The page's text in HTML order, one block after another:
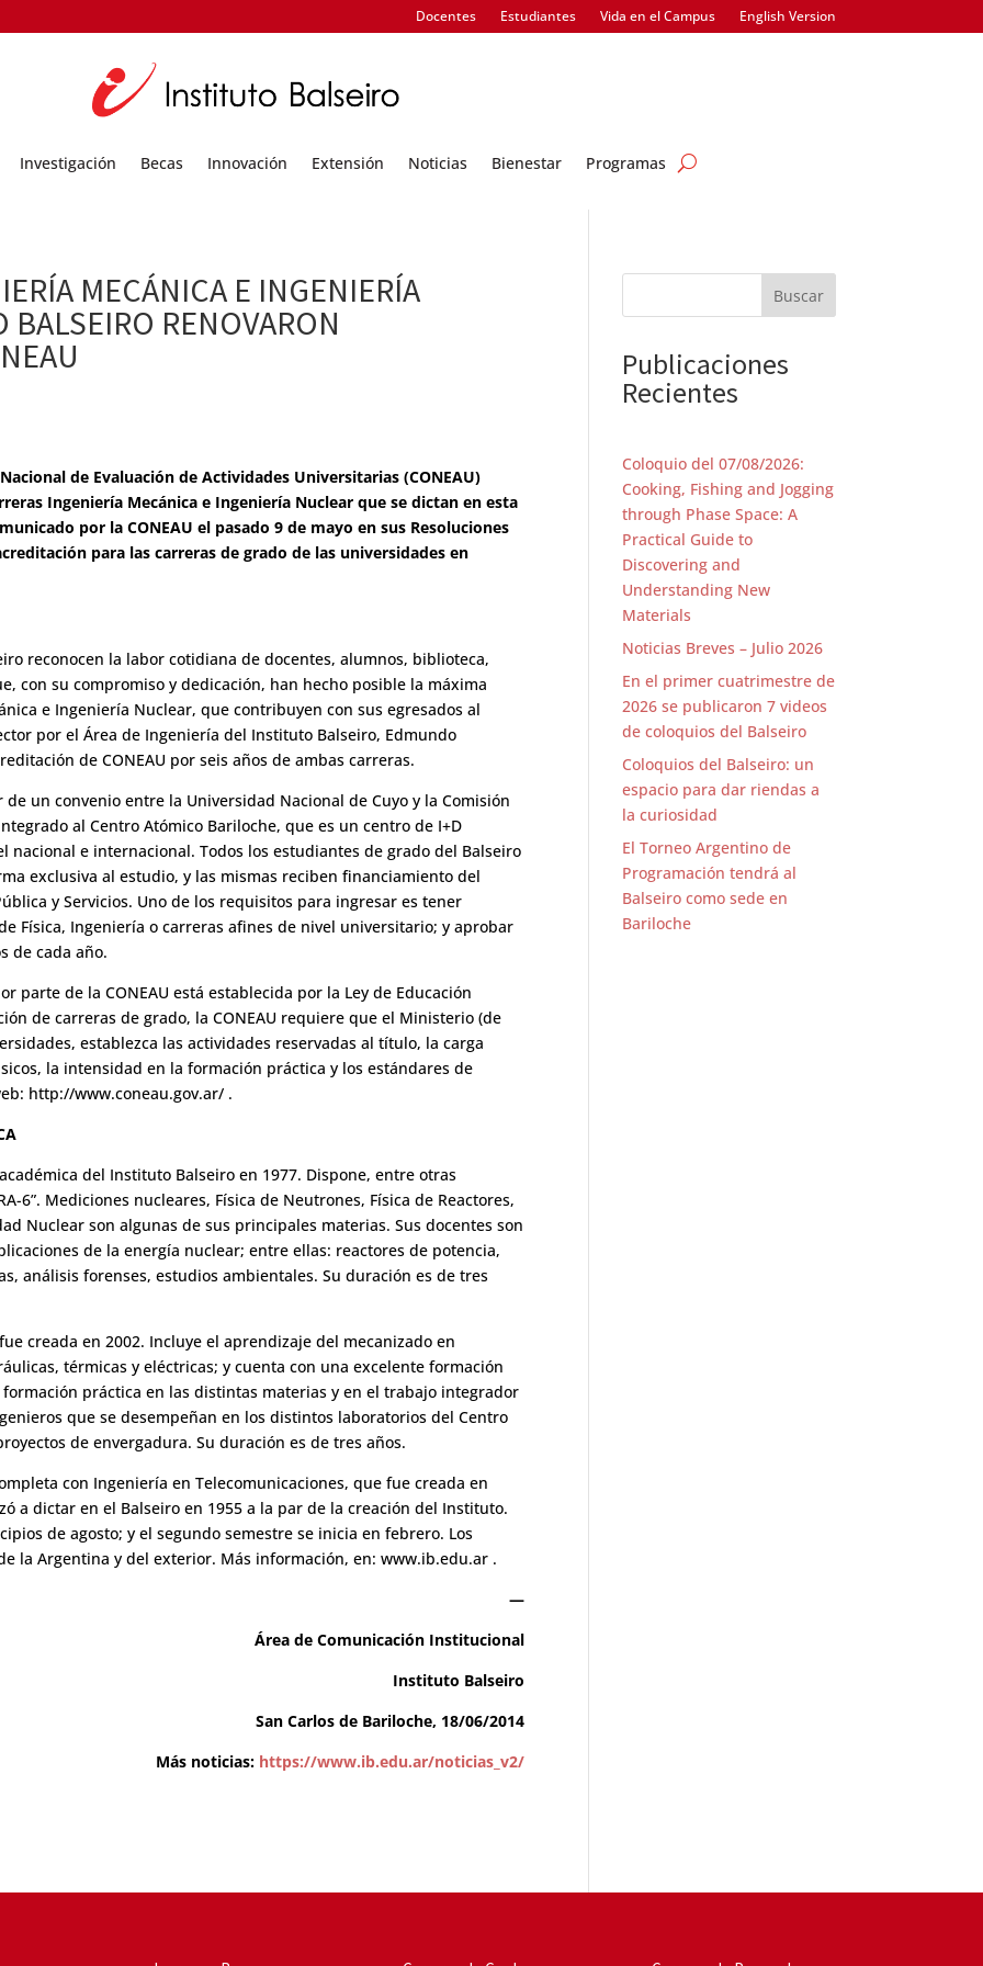
Docentes Estudiantes Vida en el Campus English Version
Investigación Becas Innovación Extensión Noticias Bienestar Programas
MECÁNICA E INGENIERÍA
RENOVARON
de Evaluación de Actividades Universitarias (CONEAU)
Ingeniería Mecánica e Ingeniería Nuclear que se dictan en esta
por la CONEAU el pasado 9 de mayo en sus Resoluciones
para las carreras de grado de las universidades en
reconocen la labor cotidiana de docentes, alumnos, biblioteca,
con su compromiso y dedicación, han hecho posible la máxima
e Ingeniería Nuclear, que contribuyen con sus egresados al
por el Área de Ingeniería del Instituto Balseiro, Edmundo
de CONEAU por seis años de ambas carreras.
un convenio entre la Universidad Nacional de Cuyo y la Comisión
al Centro Atómico Bariloche, que es un centro de I+D
nacional e internacional. Todos los estudiantes de grado del Balseiro
exclusiva al estudio, y las mismas reciben financiamiento del
y Servicios. Uno de los requisitos para ingresar es tener
Física, Ingeniería o carreras afines de nivel universitario; y aprobar
de cada año.
parte de la CONEAU está establecida por la Ley de Educación
de carreras de grado, la CONEAU requiere que el Ministerio (de
establezca las actividades reservadas al título, la carga
la intensidad en la formación práctica y los estándares de
http://www.coneau.gov.ar/ .
del Instituto Balseiro en 1977. Dispone, entre otras
6”. Mediciones nucleares, Física de Neutrones, Física de Reactores,
Nuclear son algunas de sus principales materias. Sus docentes son
de la energía nuclear; entre ellas: reactores de potencia,
análisis forenses, estudios ambientales. Su duración es de tres
creada en 2002. Incluye el aprendizaje del mecanizado en
térmicas y eléctricas; y cuenta con una excelente formación
práctica en las distintas materias y en el trabajo integrador
que se desempeñan en los distintos laboratorios del Centro
de envergadura. Su duración es de tres años.
con Ingeniería en Telecomunicaciones, que fue creada en
a dictar en el Balseiro en 1955 a la par de la creación del Instituto.
de agosto; y el segundo semestre se inicia en febrero. Los
la Argentina y del exterior. Más información, en: www.ib.edu.ar .
—
Área de Comunicación Institucional
Instituto Balseiro
San Carlos de Bariloche, 18/06/2014
Más noticias: https://www.ib.edu.ar/noticias_v2/
Buscar
Publicaciones
Recientes
Coloquio del 07/08/2026:
Cooking, Fishing and Jogging
through Phase Space: A
Practical Guide to
Discovering and
Understanding New
Materials
Noticias Breves – Julio 2026
En el primer cuatrimestre de
2026 se publicaron 7 videos
de coloquios del Balseiro
Coloquios del Balseiro: un
espacio para dar riendas a
la curiosidad
El Torneo Argentino de
Programación tendrá al
Balseiro como sede en
Bariloche